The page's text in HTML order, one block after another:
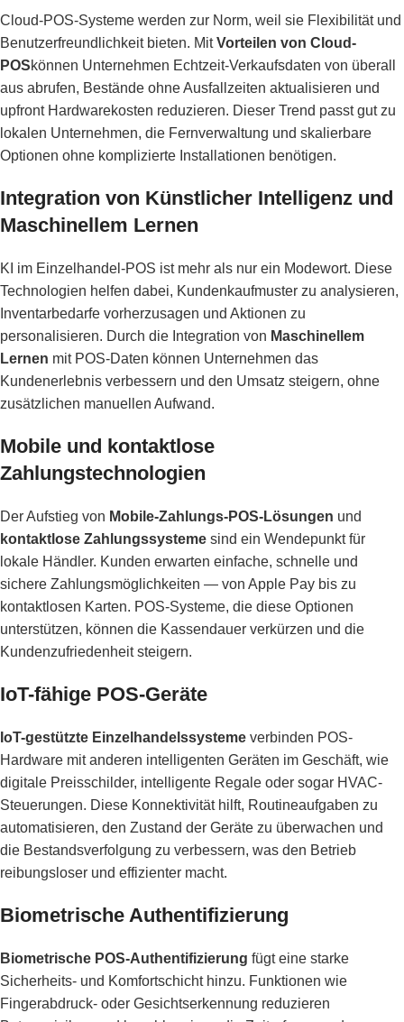
Cloud-POS-Systeme werden zur Norm, weil sie Flexibilität und
Benutzerfreundlichkeit bieten. MitVorteilen von Cloud-
POSkönnen Unternehmen Echtzeit-Verkaufsdaten von überall
aus abrufen, Bestände ohne Ausfallzeiten aktualisieren und
upfront Hardwarekosten reduzieren. Dieser Trend passt gut zu
lokalen Unternehmen, die Fernverwaltung und skalierbare
Optionen ohne komplizierte Installationen benötigen.
Integration von Künstlicher Intelligenz und
Maschinellem Lernen
KI im Einzelhandel-POS ist mehr als nur ein Modewort. Diese
Technologien helfen dabei, Kundenkaufmuster zu analysieren,
Inventarbedarfe vorherzusagen und Aktionen zu
personalisieren. Durch die Integration von Maschinellem
Lernen mit POS-Daten können Unternehmen das
Kundenerlebnis verbessern und den Umsatz steigern, ohne
zusätzlichen manuellen Aufwand.
Mobile und kontaktlose
Zahlungstechnologien
Der Aufstieg von Mobile-Zahlungs-POS-Lösungen und
kontaktlose Zahlungssysteme sind ein Wendepunkt für
lokale Händler. Kunden erwarten einfache, schnelle und
sichere Zahlungsmöglichkeiten — von Apple Pay bis zu
kontaktlosen Karten. POS-Systeme, die diese Optionen
unterstützen, können die Kassendauer verkürzen und die
Kundenzufriedenheit steigern.
IoT-fähige POS-Geräte
IoT-gestützte Einzelhandelssysteme verbinden POS-
Hardware mit anderen intelligenten Geräten im Geschäft, wie
digitale Preisschilder, intelligente Regale oder sogar HVAC-
Steuerungen. Diese Konnektivität hilft, Routineaufgaben zu
automatisieren, den Zustand der Geräte zu überwachen und
die Bestandsverfolgung zu verbessern, was den Betrieb
reibungsloser und effizienter macht.
Biometrische Authentifizierung
Biometrische POS-Authentifizierung fügt eine starke
Sicherheits- und Komfortschicht hinzu. Funktionen wie
Fingerabdruck- oder Gesichtserkennung reduzieren